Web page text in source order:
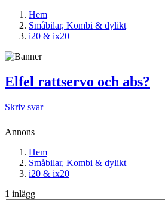
Hem
Småbilar, Kombi & dylikt
i20 & ix20
Elfel rattservo och abs?
Skriv svar
Annons
Hem
Småbilar, Kombi & dylikt
i20 & ix20
1 inlägg